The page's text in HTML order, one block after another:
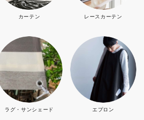
カーテン レースカーテン
ラグ・サンシェード エプロン